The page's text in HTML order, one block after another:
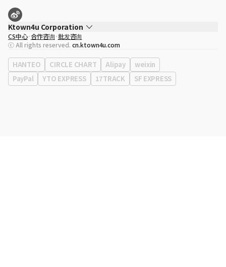
Ktown4u Corporation
代表
宋効珉
营业执照 120-87-71116
公司地址 首尔特别市 江南区 岭东大路 513号 3楼 （三成洞， coex)
CS中心 合作咨询 批发咨询
ⓒ All rights reserved. cn.ktown4u.com
HANTEO CIRCLE CHART Alipay
weixin
PayPal
YTO EXPRESS 17TRACK SF EXPRESS